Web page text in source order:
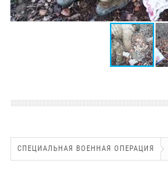
СПЕЦИАЛЬНАЯ ВОЕННАЯ ОПЕРАЦИЯ